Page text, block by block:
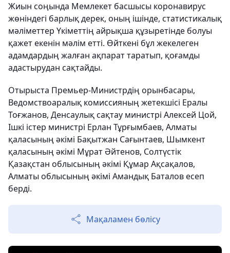
Жиын соңында Мемлекет басшысы коронавирус
жөніндегі барлық дерек, оның ішінде, статистикалық
мәліметтер Үкіметтің айрықша құзыретінде болуы
қажет екенін мәлім етті. Өйткені бұл жекелеген
адамдардың жалған ақпарат таратып, қоғамды
адастырудан сақтайды.
Отырыста Премьер-Министрдің орынбасары,
Ведомствоаралық комиссияның жетекшісі Ералы
Тоғжанов, Денсаулық сақтау министрі Алексей Цой,
Ішкі істер министрі Ерлан Тұрғымбаев, Алматы
қаласының әкімі Бақытжан Сағынтаев, Шымкент
қаласының әкімі Мұрат Әйтенов, Солтүстік
Қазақстан облысының әкімі Құмар Ақсақалов,
Алматы облысының әкімі Амандық Баталов есеп
берді.
Мақаламен бөлісу